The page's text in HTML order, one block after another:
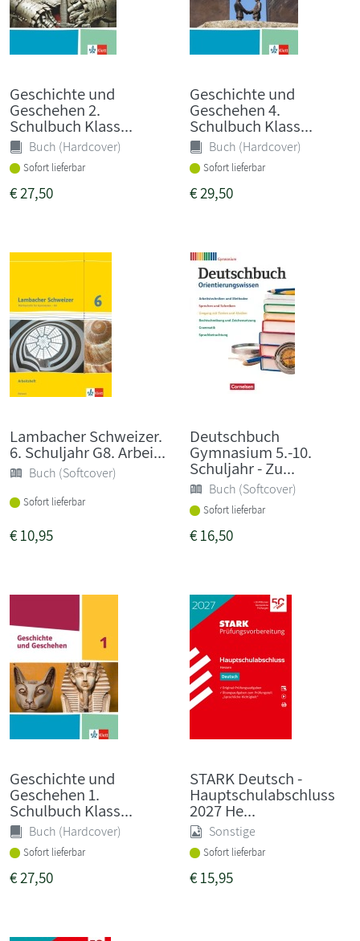
Geschichte und
Geschehen 2.
Schulbuch Klass...
Buch (Hardcover)
Sofort lieferbar
€27,50
Geschichte und
Geschehen 4.
Schulbuch Klass...
Buch (Hardcover)
Sofort lieferbar
€29,50
Lambacher Schweizer.
6. Schuljahr G8. Arbei...
Buch (Softcover)
Sofort lieferbar
€10,95
Deutschbuch
Gymnasium 5.-10.
Schuljahr - Zu...
Buch (Softcover)
Sofort lieferbar
€16,50
Geschichte und
Geschehen 1.
Schulbuch Klass...
Buch (Hardcover)
Sofort lieferbar
€27,50
STARK Deutsch -
Hauptschulabschluss
2027 He...
Sonstige
Sofort lieferbar
€15,95